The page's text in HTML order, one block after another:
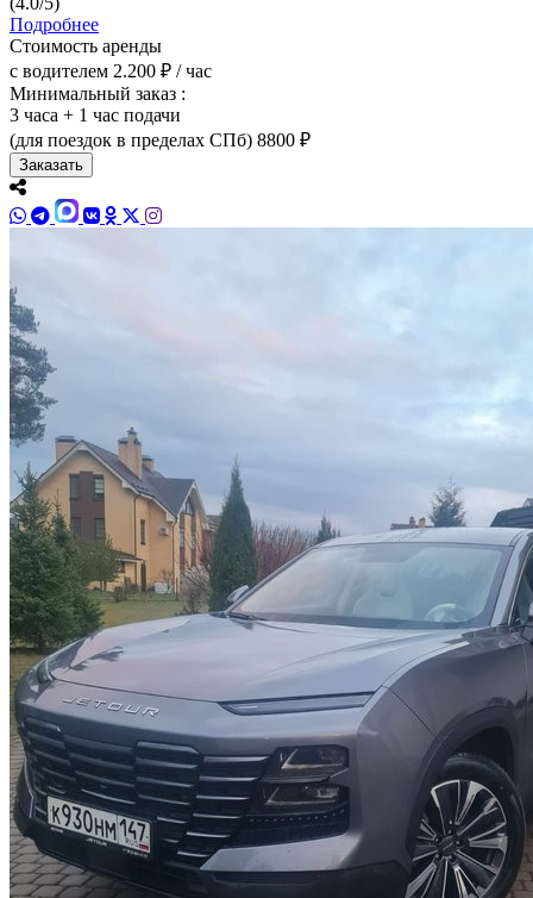
Подробнее
Стоимость аренды
с водителем 2.200 ₽ / час
Минимальный заказ :
3 часа + 1 час подачи
(для поездок в пределах СПб) 8800 ₽
Заказать